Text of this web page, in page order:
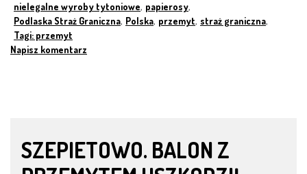
nielegalne wyroby tytoniowe, papierosy,
Podlaska Straż Graniczna, Polska, przemyt, straż graniczna,
Tagi: przemyt
Napisz komentarz
SZEPIETOWO. BALON Z